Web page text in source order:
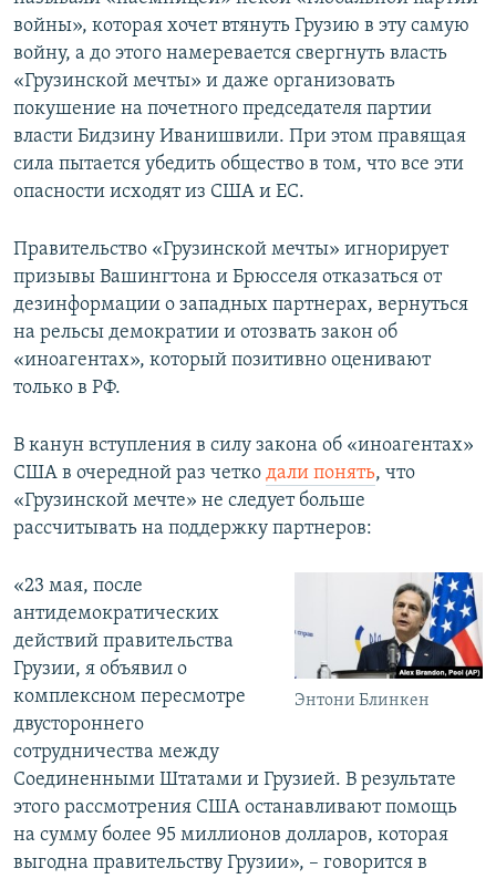
войны», которая хочет втянуть Грузию в эту самую
войну, а до этого намеревается свергнуть власть
«Грузинской мечты» и даже организовать
покушение на почетного председателя партии
власти Бидзину Иванишвили. При этом правящая
сила пытается убедить общество в том, что все эти
опасности исходят из США и ЕС.
Правительство «Грузинской мечты» игнорирует
призывы Вашингтона и Брюсселя отказаться от
дезинформации о западных партнерах, вернуться
на рельсы демократии и отозвать закон об
«иноагентах», который позитивно оценивают
только в РФ.
В канун вступления в силу закона об «иноагентах»
США в очередной раз четко дали понять, что
«Грузинской мечте» не следует больше
рассчитывать на поддержку партнеров:
Энтони Блинкен
«23 мая, после
антидемократических
действий правительства
Грузии, я объявил о
комплексном пересмотре
двустороннего
сотрудничества между
Соединенными Штатами и Грузией. В результате
этого рассмотрения США останавливают помощь
на сумму более 95 миллионов долларов, которая
выгодна правительству Грузии», – говорится в